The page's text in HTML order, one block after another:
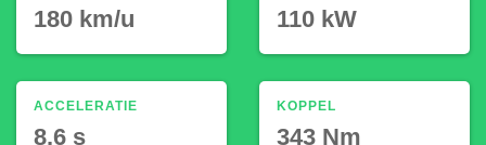
180 km/u
ACCELERATIE
8.6 s
110 kW
KOPPEL
343 Nm